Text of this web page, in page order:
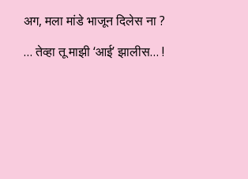
अग, मला मांडे भाजून दिलेस ना ?
… तेव्हा तू माझी ‘आई’ झालीस… !